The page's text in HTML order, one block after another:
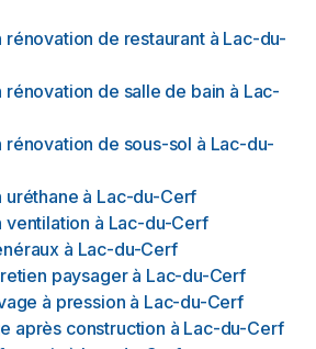
rénovation de restaurant à Lac-du-
rénovation de salle de bain à Lac-
rénovation de sous-sol à Lac-du-
uréthane à Lac-du-Cerf
ventilation à Lac-du-Cerf
à Lac-du-Cerf
paysager à Lac-du-Cerf
à pression à Lac-du-Cerf
après construction à Lac-du-Cerf